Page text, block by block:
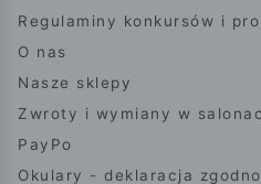
Regulaminy konkursów i
O nas
Nasze sklepy
Zwroty i wymiany w
PayPo
Okulary - deklaracja